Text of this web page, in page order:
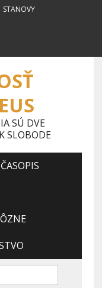
STANOVY
SÚ DVE
SLOBODE
ČASOPIS